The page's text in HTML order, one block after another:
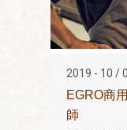
2019 - 10 /
EGRO商
師